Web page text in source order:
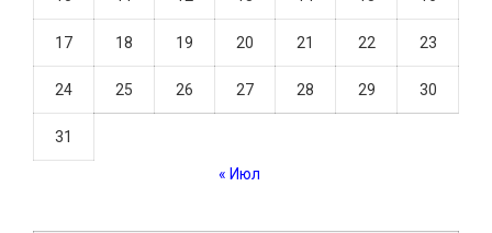
17 18 19 20 21 22 23
24 25 26 27 28 29 30
31
« Июл